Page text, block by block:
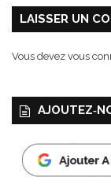
v
LAISSER UN
Vous devez vous